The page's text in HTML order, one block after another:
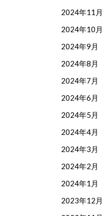
2024年11月
2024年10月
2024年9月
2024年8月
2024年7月
2024年6月
2024年5月
2024年4月
2024年3月
2024年2月
2024年1月
2023年12月